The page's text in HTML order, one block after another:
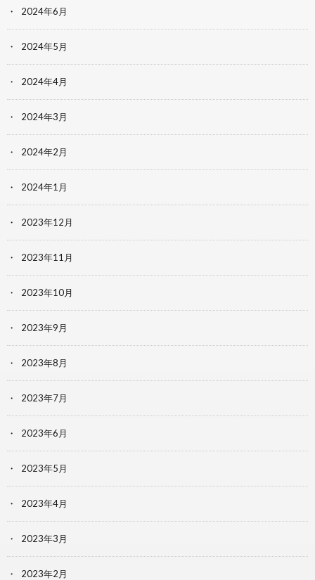
2024年6月
2024年5月
2024年4月
2024年3月
2024年2月
2024年1月
2023年12月
2023年11月
2023年10月
2023年9月
2023年8月
2023年7月
2023年6月
2023年5月
2023年4月
2023年3月
2023年2月